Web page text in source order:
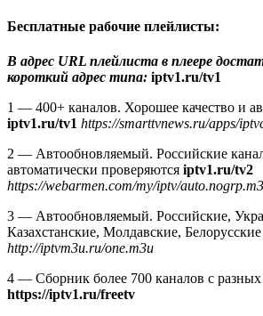
Бесплатные рабочие плейлисты:
В адрес URL плейлиста в плеере
короткий адрес типа: iptv1.ru/tv1
1 — 400+ каналов. Хорошее качество и
iptv1.ru/tv1 https://smarttvnews.ru/apps/
2 — Автообновляемый. Российские
автоматически проверяются iptv1.ru/tv2
https://webarmen.com/my/iptv/
3 — Автообновляемый. Российские,
Казахстанские, Молдавские,
http://iptvm3u.ru/one.m3u
4 — Сборник более 700 каналов с разных
https://iptv1.ru/freetv